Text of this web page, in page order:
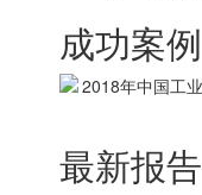
成功案例
最新报告